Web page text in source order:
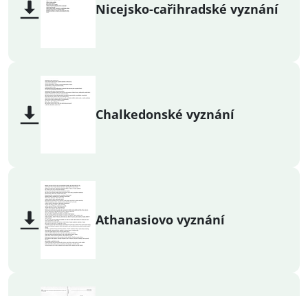
Nicejsko-cařihradské vyznání
Chalkedonské vyznání
Athanasiovo vyznání